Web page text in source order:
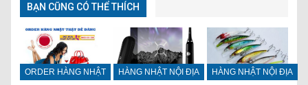
BẠN CŨNG CÓ THỂ THÍCH
ORDER HÀNG NHẬT HÀNG NHẬT NỘI ĐỊA HÀNG NHẬT NỘI ĐỊA